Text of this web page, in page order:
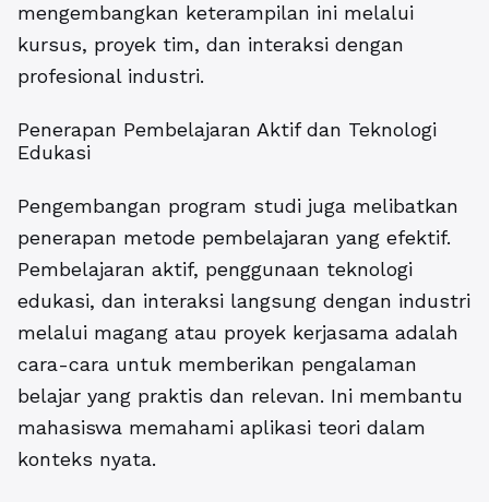
mengembangkan keterampilan ini melalui
kursus, proyek tim, dan interaksi dengan
profesional industri.
Penerapan Pembelajaran Aktif dan Teknologi
Edukasi
Pengembangan program studi juga melibatkan
penerapan metode pembelajaran yang efektif.
Pembelajaran aktif, penggunaan teknologi
edukasi, dan interaksi langsung dengan industri
melalui magang atau proyek kerjasama adalah
cara-cara untuk memberikan pengalaman
belajar yang praktis dan relevan. Ini membantu
mahasiswa memahami aplikasi teori dalam
konteks nyata.